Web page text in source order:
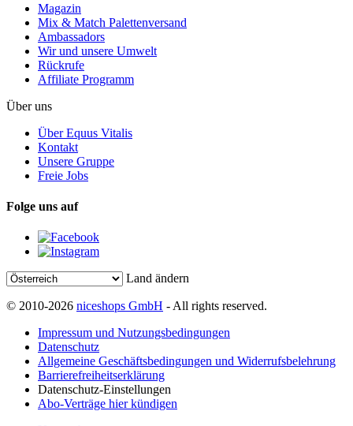
Magazin
Mix & Match Palettenversand
Ambassadors
Wir und unsere Umwelt
Rückrufe
Affiliate Programm
Über uns
Über Equus Vitalis
Kontakt
Unsere Gruppe
Freie Jobs
Folge uns auf
Land ändern
© 2010-2026 niceshops GmbH - All rights reserved.
Impressum und Nutzungsbedingungen
Datenschutz
Allgemeine Geschäftsbedingungen und Widerrufsbelehrung
Barrierefreiheitserklärung
Datenschutz-Einstellungen
Abo-Verträge hier kündigen